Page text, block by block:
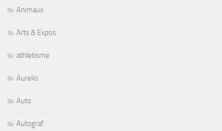
Animaux
Arts & Expos
athletisme
Aurelio
Auto
Autograf